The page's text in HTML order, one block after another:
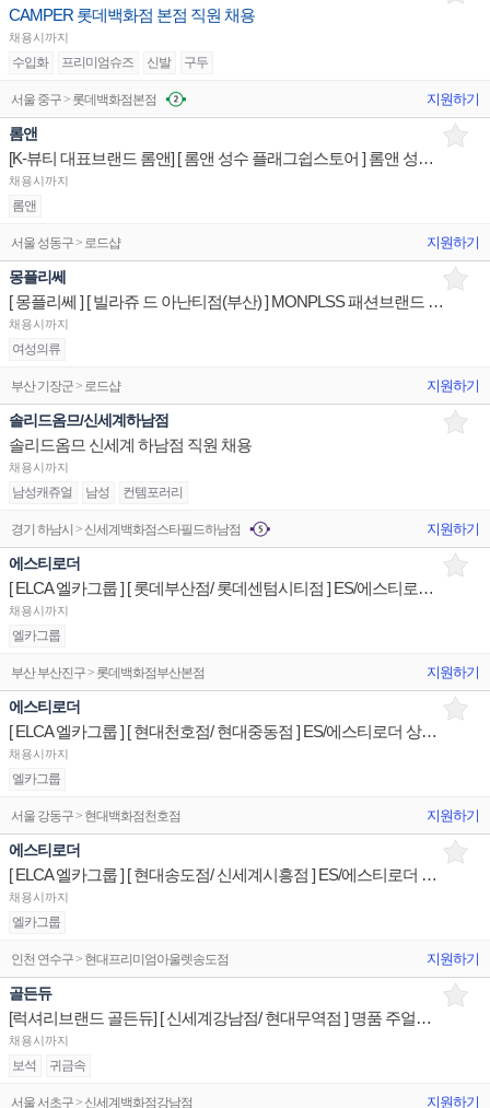
CAMPER 롯데백화점 본점 직원 채용
채용시까지
수입화 프리미엄슈즈 신발 구두
서울 중구 > 롯데백화점본점 지원하기
롬앤
[K-뷰티 대표브랜드 롬앤] [ 롬앤 성수 플래그쉽스토어 ] 롬앤 성수오피스 상품/진열/지원 매장판매사원
채용시까지
롬앤
서울 성동구 > 로드샵 지원하기
몽플리쎄
[ 몽플리쎄 ] [ 빌라쥬 드 아난티점(부산) ] MONPLSS 패션브랜드 상품/진열/지원 매장판매사원
채용시까지
여성의류
부산 기장군 > 로드샵 지원하기
솔리드옴므/신세계하남점
솔리드옴므 신세계 하남점 직원 채용
채용시까지
남성캐쥬얼 남성 컨템포러리
경기 하남시 > 신세계백화점스타필드하남점 지원하기
에스티로더
[ ELCA 엘카그룹 ] [ 롯데부산점/ 롯데센텀시티점 ] ES/에스티로더 상품/진열/지원 매장판매사원
채용시까지
엘카그룹
부산 부산진구 > 롯데백화점부산본점 지원하기
에스티로더
[ ELCA 엘카그룹 ] [ 현대천호점/ 현대중동점 ] ES/에스티로더 상품/진열/지원 매장판매사원
채용시까지
엘카그룹
서울 강동구 > 현대백화점천호점 지원하기
에스티로더
[ ELCA 엘카그룹 ] [ 현대송도점/ 신세계시흥점 ] ES/에스티로더 상품/진열/지원 매장판매사원
채용시까지
엘카그룹
인천 연수구 > 현대프리미엄아울렛송도점 지원하기
골든듀
[럭셔리브랜드 골든듀] [ 신세계강남점/ 현대무역점 ] 명품 주얼리 상품/진열/지원 매장판매사원
채용시까지
보석 귀금속
서울 서초구 > 신세계백화점강남점 지원하기